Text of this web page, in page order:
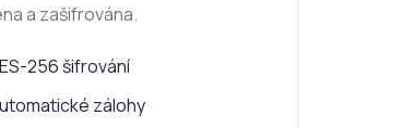
a zašifrována.
256 šifrování
zálohy